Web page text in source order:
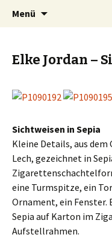
Menü
Elke Jordan –
Sichtweisen in Sepia
Kleine Details, aus dem
Lech, gezeichnet in
eine Turmspitze, ein
Ornament, ein Fenster.
Sepia auf Karton im
Aufstellrahmen.